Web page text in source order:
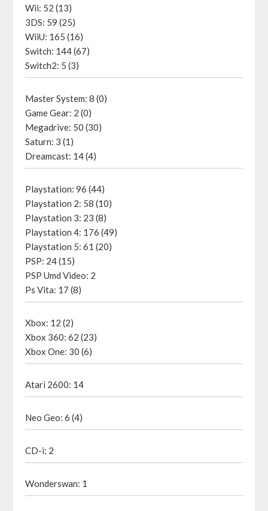
Wii: 52 (13)
3DS: 59 (25)
WiiU: 165 (16)
Switch: 144 (67)
Switch2: 5 (3)
Master System: 8 (0)
Game Gear: 2 (0)
Megadrive: 50 (30)
Saturn: 3 (1)
Dreamcast: 14 (4)
Playstation: 96 (44)
Playstation 2: 58 (10)
Playstation 3: 23 (8)
Playstation 4: 176 (49)
Playstation 5: 61 (20)
PSP: 24 (15)
PSP Umd Video: 2
Ps Vita: 17 (8)
Xbox: 12 (2)
Xbox 360: 62 (23)
Xbox One: 30 (6)
Atari 2600: 14
Neo Geo: 6 (4)
CD-i: 2
Wonderswan: 1